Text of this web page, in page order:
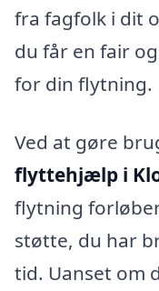
fra fagfolk i dit
du får en fair
for din flytning.
Ved at gøre
flyttehjælp i
flytning
støtte, du har
tid. Uanset om